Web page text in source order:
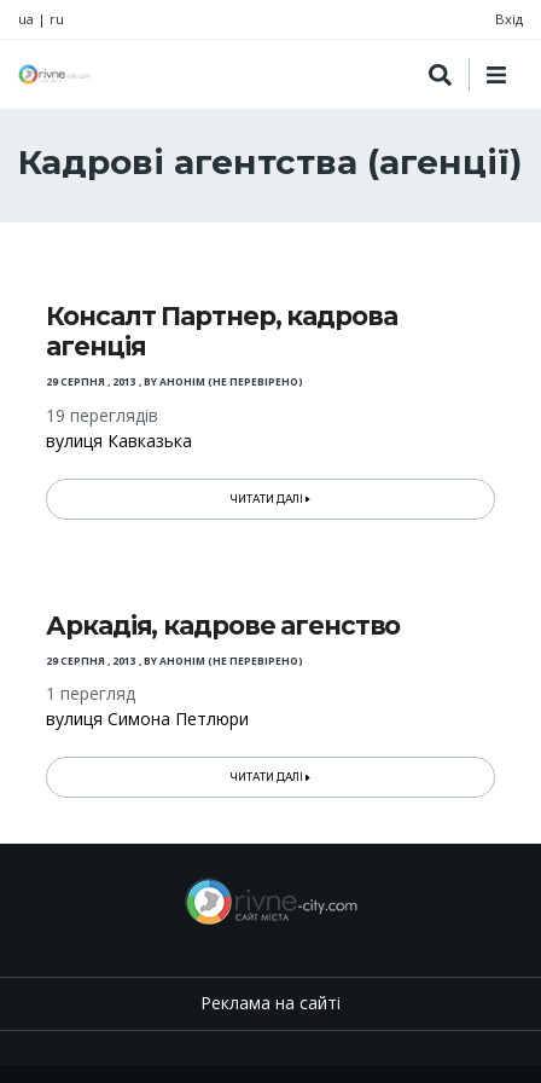
ua | ru Вхід
Кадрові агентства (агенції)
Консалт Партнер, кадрова
агенція
29 СЕРПНЯ , 2013 ,BYАНОНІМ (НЕ ПЕРЕВІРЕНО)
19 переглядів
вулиця Кавказька
ЧИТАТИ ДАЛІ
Аркадія, кадрове агенство
29 СЕРПНЯ , 2013 ,BYАНОНІМ (НЕ ПЕРЕВІРЕНО)
1 перегляд
вулиця Симона Петлюри
ЧИТАТИ ДАЛІ
Реклама на сайті